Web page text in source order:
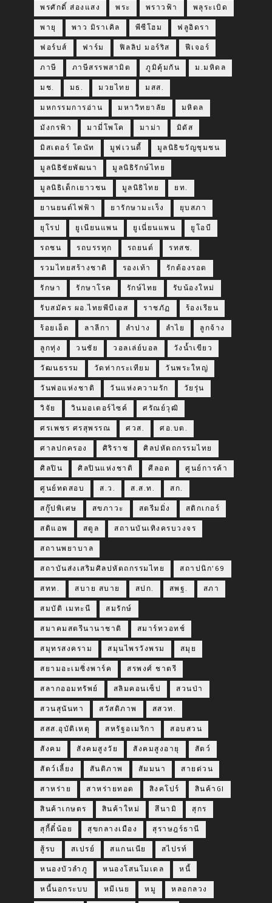
พรศักดิ์ ส่องแสง พระ พราวฟ้า พลุระเบิด
พายุ พาว มิราเคิล พีซีโฮม ฟลูอิดรา
ฟอร์บส์ ฟาร์ม ฟิลลิป มอร์ริส ฟีเจอร์
ภาษี ภาษีสรรพสามิต ภูมิคุ้มกัน ม.มหิดล
มช. มธ. มวยไทย มสส.
มหกรรมการอ่าน มหาวิทยาลัย มหิดล
มังกรฟ้า มามี่โพโค มาม่า มิดัส
มิสเตอร์ โดนัท มูฟเวนดี้ มูลนิธิขวัญชุมชน
มูลนิธิชัยพัฒนา มูลนิธิรักษ์ไทย
มูลนิธิเด็กเยาวชน มูลนิธิไทย ยท.
ยานยนต์ไฟฟ้า ยารักษามะเร็ง ยุบสภา
ยุโรป ยูเนียนแพน ยูเนี่ยนแพน ยูโอบี
รถชน รถบรรทุก รถยนต์ รทสช.
รวมไทยสร้างชาติ รองเท้า รักต้องรอด
รักษา รักษาโรค รักษ์ไทย รับน้องใหม่
รับสมัคร ผอ.ไทยพีบีเอส ราชภัฏ ร้องเรียน
ร้อยเอ็ด ลาลีกา ลำปาง ลำไย ลูกจ้าง
ลูกทุ่ง วนชัย วอลเล่ย์บอล วังน้ำเขียว
วัฒนธรรม วัดท่ากระเทียม วันพระใหญ่
วันพ่อแห่งชาติ วันแห่งความรัก วัยรุ่น
วิจัย วินมอเตอร์ไซค์ ศรัณย์วุฒิ
ศรเพชร ศรสุพรรณ ศวส. ศอ.บต.
ศาลปกครอง ศิริราช ศิลปหัตถกรรมไทย
ศิลปิน ศิลปินแห่งชาติ ศีลอด ศูนย์การค้า
ศูนย์ทดสอบ ส.ว. ส.ส.ท. สก.
สกู๊ปพิเศษ สขภาวะ สตรีมมิ่ง สติกเกอร์
สติแอพ สตูล สถานบันเทิงครบวงจร
สถานพยาบาล
สถาบันส่งเสริมศิลปหัตถกรรมไทย สถาปนิก’69
สทท. สบาย สบาย สปก. สพฐ. สภา
สมบัติ เมทะนี สมรักษ์
สมาคมสตรีนานาชาติ สมาร์ทวอทช์
สมุทรสงคราม สมุนไพรวังพรม สมุย
สยามอะเมซิ่งพาร์ค สรพงศ์ ชาตรี
สลากออมทรัพย์ สลิมคอนเซ็ป สวนป่า
สวนสุนันทา สวัสดิภาพ สสวท.
สสส.อุบัติเหตุ สหรัฐอเมริกา สอบสวน
สังคม สังคมสูงวัย สังคมสูงอายุ สัตว์
สัตว์เลี้ยง สันติภาพ สัมมนา สายด่วน
สาหร่าย สาหร่ายทอด สิงคโปร์ สินค้าGI
สินค้าเกษตร สินค้าใหม่ สึนามิ สุกร
สุกี้ตี๋น้อย สุขกลางเมือง สุราษฎร์ธานี
สู้รบ สเปรย์ สแกนเนีย สไปรท์
หนองบัวลำภู หนองโสนโมเดล หนี้
หนี้นอกระบบ หมีเนย หมู หลอกลวง